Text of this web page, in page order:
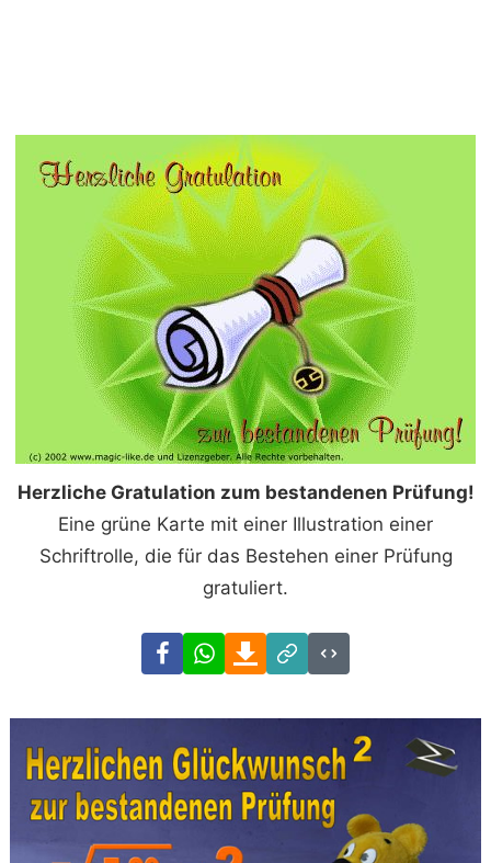
Herzliche Gratulation zum bestandenen Prüfung!
Eine grüne Karte mit einer Illustration einer
Schriftrolle, die für das Bestehen einer Prüfung
gratuliert.
FacebookWhatsAppDownload
Link
Code